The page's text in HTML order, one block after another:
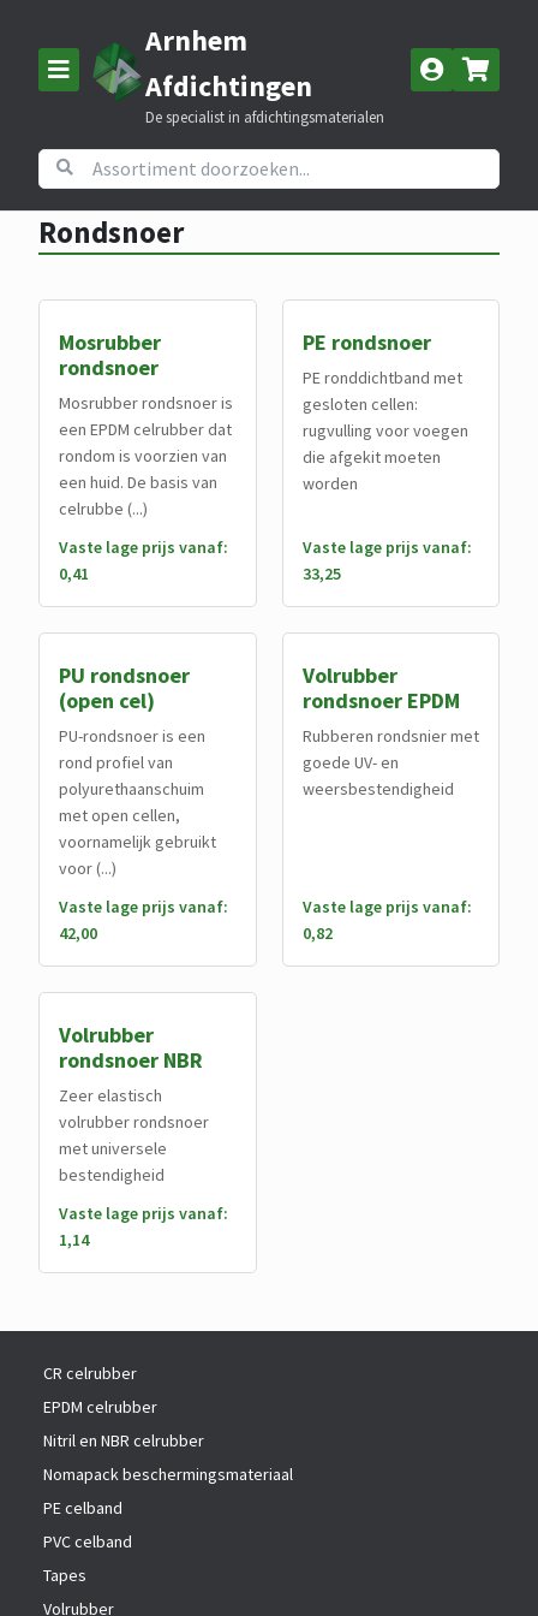
Arnhem
Afdichtingen
De specialist in afdichtingsmaterialen
Home Assortiment Rondsnoer
Rondsnoer
Mosrubber
rondsnoer
Mosrubber rondsnoer is
een EPDM celrubber dat
rondom is voorzien van
een huid. De basis van
celrubbe (...)
Vaste lage prijs vanaf:
0,41
PE rondsnoer
PE ronddichtband met
gesloten cellen:
rugvulling voor voegen
die afgekit moeten
worden
Vaste lage prijs vanaf:
33,25
PU rondsnoer
(open cel)
PU-rondsnoer is een
rond profiel van
polyurethaanschuim
met open cellen,
voornamelijk gebruikt
voor (...)
Vaste lage prijs vanaf:
42,00
Volrubber
rondsnoer EPDM
Rubberen rondsnier met
goede UV- en
weersbestendigheid
Vaste lage prijs vanaf:
0,82
Volrubber
rondsnoer NBR
Zeer elastisch
volrubber rondsnoer
met universele
bestendigheid
Vaste lage prijs vanaf:
1,14
CR celrubber
EPDM celrubber
Nitril en NBR celrubber
Nomapack beschermingsmateriaal
PE celband
PVC celband
Tapes
Volrubber